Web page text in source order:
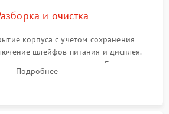
и очистка
корпуса с учетом сохранения
шлейфов питания и дисплея.
плат от окислов и пыли. Бережная
объектива специализированными
Подробнее